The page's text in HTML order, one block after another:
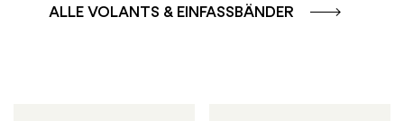
ALLE VOLANTS & EINFASSBÄNDER